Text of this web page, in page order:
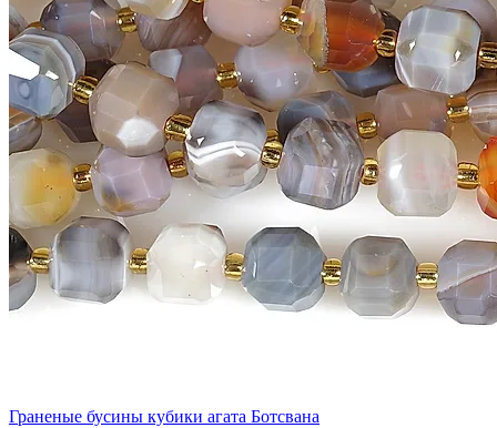
Граненые бусины кубики агата Ботсвана